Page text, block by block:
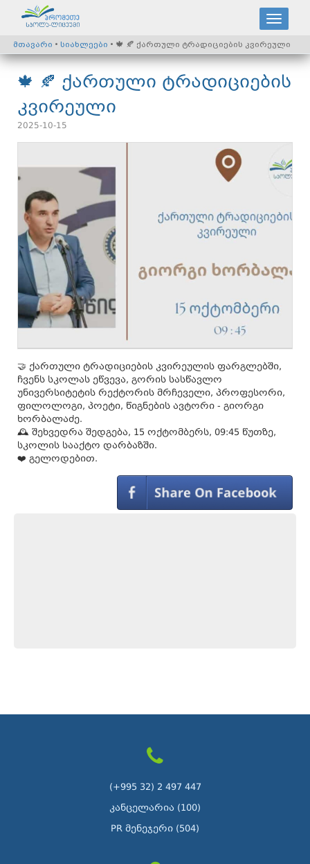
მთავარი • სიახლეები • 🍁 🍂 ქართული ტრადიციების კვირეული
🍁 🍂 ქართული ტრადიციების
კვირეული
2025-10-15
🤝 ქართული ტრადიციების კვირეულის ფარგლებში,
ჩვენს სკოლას ეწვევა, გორის სასწავლო
უნივერსიტეტის რექტორის მრჩეველი, პროფესორი,
ფილოლოგი, პოეტი, წიგნების ავტორი - გიორგი
ხორბალაძე.
🕰️ შეხვედრა შედგება, 15 ოქტომბერს, 09:45 წუთზე,
სკოლის სააქტო დარბაზში.
❤️ გელოდებით.
(+995 32) 2 497 447
კანცელარია (100)
PR მენეჯერი (504)